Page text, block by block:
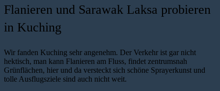
Flanieren und Sarawak Laksa probieren
in Kuching
Wir fanden Kuching sehr angenehm. Der Verkehr ist gar nicht
hektisch, man kann Flanieren am Fluss, findet zentrumsnah
Grünflächen, hier und da versteckt sich schöne Sprayerkunst und
tolle Ausflugsziele sind auch nicht weit.